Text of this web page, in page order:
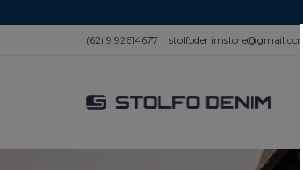
(62) 9 92614677 stolfodenimstore@gmail.com